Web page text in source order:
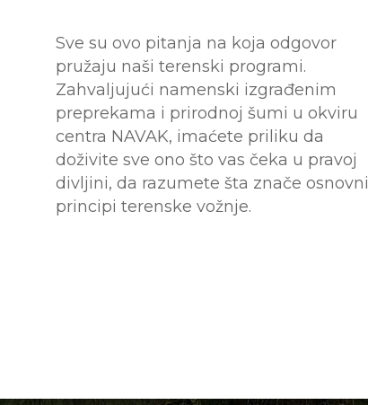
Sve su ovo pitanja na koja odgovor
pružaju naši terenski programi.
Zahvaljujući namenski izgrađenim
preprekama i prirodnoj šumi u okviru
centra NAVAK, imaćete priliku da
doživite sve ono što vas čeka u pravoj
divljini, da razumete šta znače osnovni
principi terenske vožnje.